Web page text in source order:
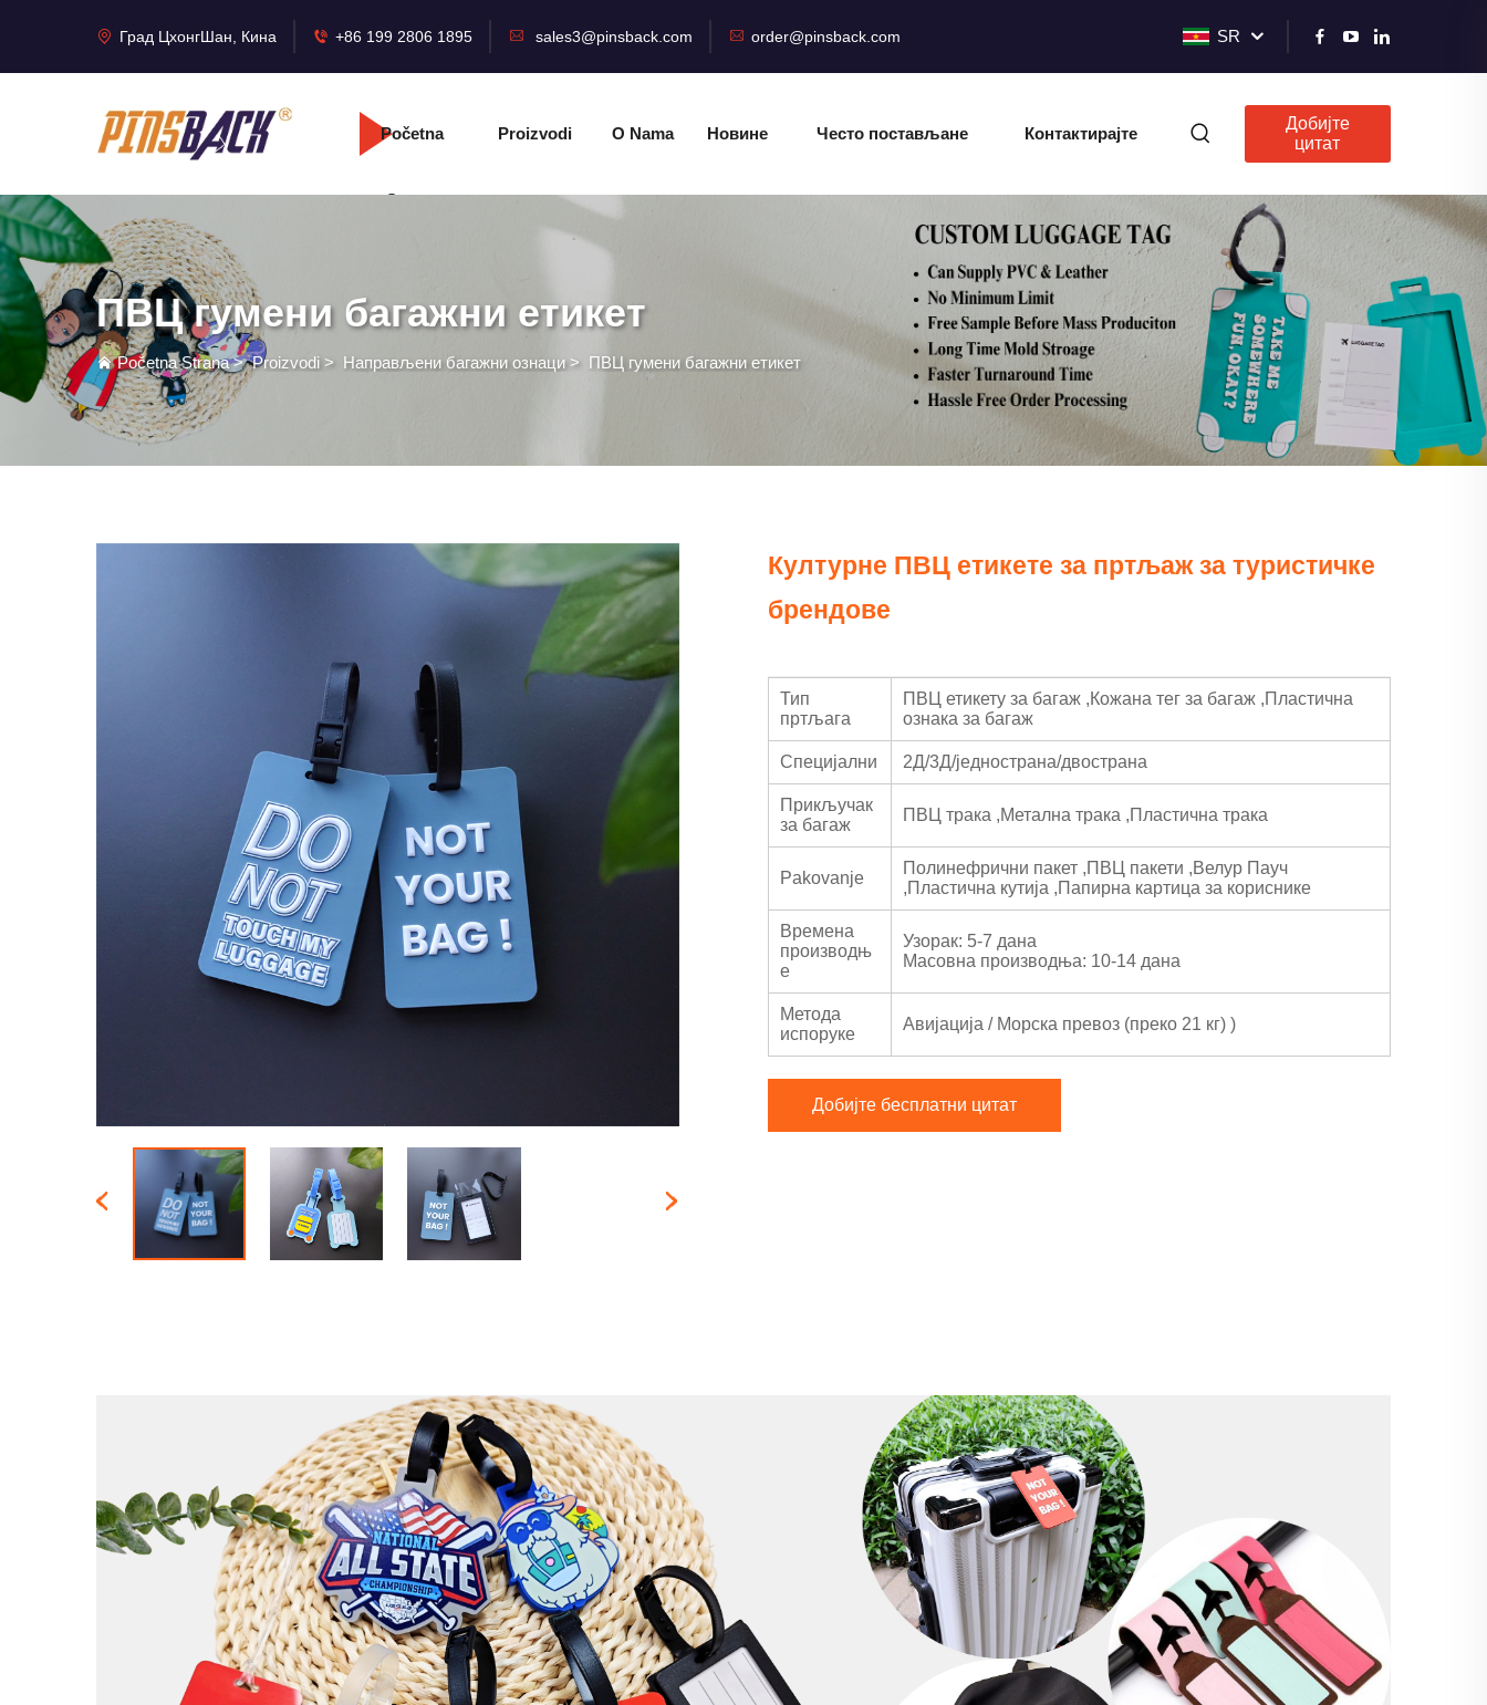
Град ЦхонгШан, Кина +86 199 2806 1895 sales3@pinsback.com order@pinsback.com SR
Početna
Strana
Proizvodi O Nama Новине Често постављане
питања
Контактирајте
нас
Добијте
цитат
ПВЦ гумени багажни етикет
Početna Strana>Proizvodi > Направљени багажни ознаци> ПВЦ гумени багажни етикет
Културне ПВЦ етикете за пртљаж за туристичке
брендове
Тип
пртљага
ПВЦ етикету за багаж ,Кожана тег за багаж ,Пластична
ознака за багаж
Специјални 2Д/3Д/једнострана/двострана
Прикључак
за багаж
ПВЦ трака ,Метална трака ,Пластична трака
Pakovanje
Полинефрични пакет ,ПВЦ пакети ,Велур Пауч
,Пластична кутија ,Папирна картица за кориснике
Времена
производњ
е
Узорак: 5-7 дана
Масовна производња: 10-14 дана
Метода
испоруке
Авијација / Морска превоз (преко 21 кг) )
Добијте бесплатни цитат